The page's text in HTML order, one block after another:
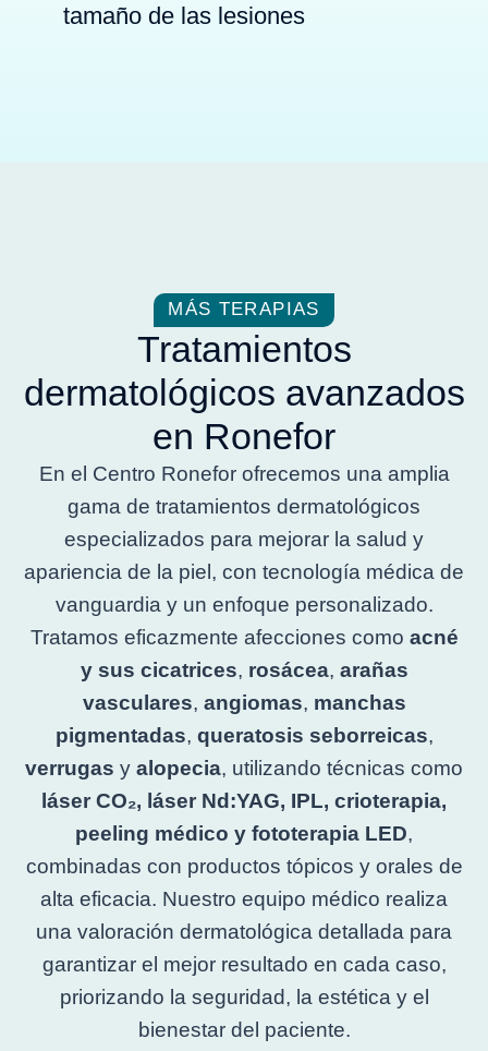
tamaño de las lesiones
MÁS TERAPIAS
Tratamientos
dermatológicos avanzados
en Ronefor
En el Centro Ronefor ofrecemos una amplia
gama de tratamientos dermatológicos
especializados para mejorar la salud y
apariencia de la piel, con tecnología médica de
vanguardia y un enfoque personalizado.
Tratamos eficazmente afecciones como acné
y sus cicatrices, rosácea, arañas
vasculares, angiomas, manchas
pigmentadas, queratosis seborreicas,
verrugas y alopecia, utilizando técnicas como
láser CO₂, láser Nd:YAG, IPL, crioterapia,
peeling médico y fototerapia LED,
combinadas con productos tópicos y orales de
alta eficacia. Nuestro equipo médico realiza
una valoración dermatológica detallada para
garantizar el mejor resultado en cada caso,
priorizando la seguridad, la estética y el
bienestar del paciente.